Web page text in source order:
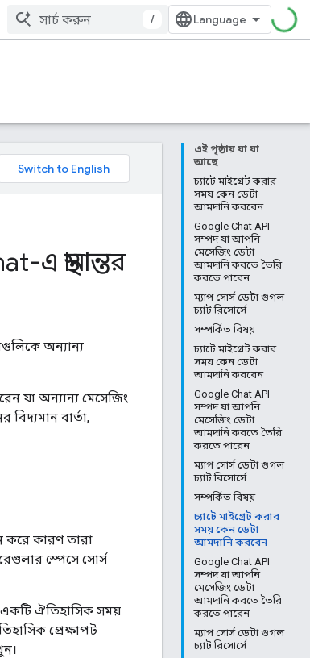
/
এই পৃষ্ঠায় যা যা
আছে
চ্যাটে মাইগ্রেট করার
সময় কেন ডেটা
আমদানি করবেন
Google Chat API
সম্পদ যা আপনি
মেসেজিং ডেটা
আমদানি করতে তৈরি
করতে পারেন
ম্যাপ সোর্স ডেটা গুগল
চ্যাট রিসোর্সে
সম্পর্কিত বিষয়
চ্যাটে মাইগ্রেট করার
সময় কেন ডেটা
আমদানি করবেন
Google Chat API
সম্পদ যা আপনি
মেসেজিং ডেটা
আমদানি করতে তৈরি
করতে পারেন
ম্যাপ সোর্স ডেটা গুগল
চ্যাট রিসোর্সে
সম্পর্কিত বিষয়
চ্যাটে মাইগ্রেট করার
সময় কেন ডেটা
আমদানি করবেন
Google Chat API
সম্পদ যা আপনি
মেসেজিং ডেটা
আমদানি করতে তৈরি
করতে পারেন
ম্যাপ সোর্স ডেটা গুগল
চ্যাট রিসোর্সে
স্থানান্তর
অন্যান্য
যা অন্যান্য মেসেজিং
বার্তা,
করে কারণ তারা
স্পেসে সোর্স
একটি ঐতিহাসিক সময়
প্রেক্ষাপট